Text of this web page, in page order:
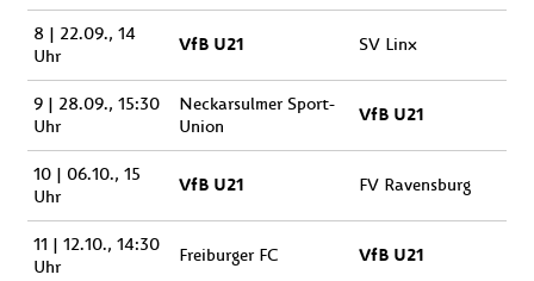
8 | 22.09., 14
Uhr
VfB U21 SV Linx
9 | 28.09., 15:30
Uhr
Neckarsulmer Sport-
Union
VfB U21
10 | 06.10., 15
Uhr
VfB U21 FV Ravensburg
11 | 12.10., 14:30
Uhr
Freiburger FC VfB U21